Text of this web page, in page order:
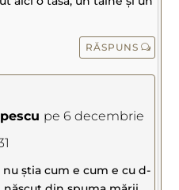
RĂSPUNS
pe 6 decembrie
nu știa cum e cum e cu d-